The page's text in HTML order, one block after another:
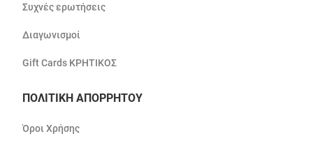
Συχνές ερωτήσεις
Διαγωνισμοί
Gift Cards ΚΡΗΤΙΚΟΣ
ΠΟΛΙΤΙΚΗ ΑΠΟΡΡΗΤΟΥ
Όροι Χρήσης